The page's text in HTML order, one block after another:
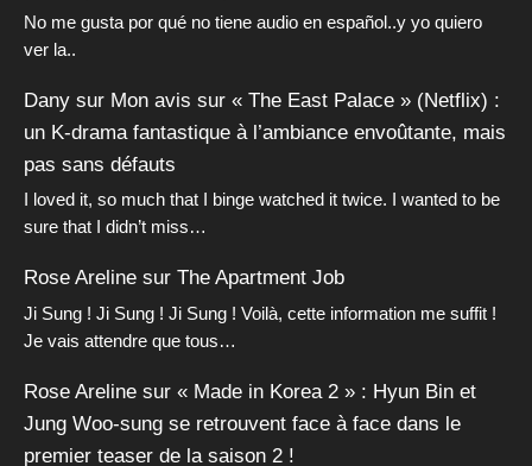
No me gusta por qué no tiene audio en español..y yo quiero
ver la..
Dany sur Mon avis sur « The East Palace » (Netflix) :
un K-drama fantastique à l’ambiance envoûtante, mais
pas sans défauts
I loved it, so much that I binge watched it twice. I wanted to be
sure that I didn’t miss…
Rose Areline sur The Apartment Job
Ji Sung ! Ji Sung ! Ji Sung ! Voilà, cette information me suffit !
Je vais attendre que tous…
Rose Areline sur « Made in Korea 2 » : Hyun Bin et
Jung Woo-sung se retrouvent face à face dans le
premier teaser de la saison 2 !